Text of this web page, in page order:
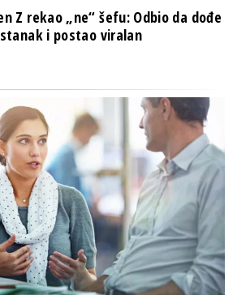
Z rekao „ne“ šefu: Odbio da dođe
i postao viralan